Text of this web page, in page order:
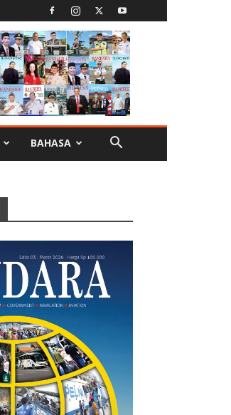
BAHASA